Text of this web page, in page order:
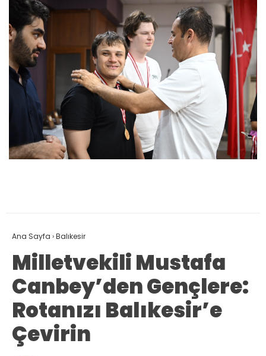
Ana Sayfa ›Balıkesir
Milletvekili Mustafa
Canbey’den Gençlere:
Rotanızı Balıkesir’e
Çevirin